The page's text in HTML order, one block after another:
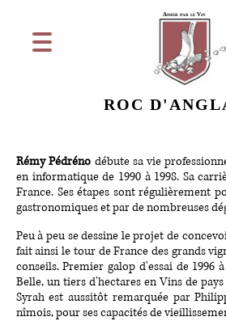
Aimer par le Vin
ROC
Rémy Pédréno débute sa vie
en informatique de 1990 à 1998. Sa
France. Ses étapes sont régulièrement
gastronomiques et par de nombreuses
Peu à peu se dessine le projet de
fait ainsi le tour de France des grands
conseils. Premier galop d'essai de 1996
Belle, un tiers d'hectares en Vins de pays
Syrah est aussitôt remarquée par
nîmois, pour ses capacités de